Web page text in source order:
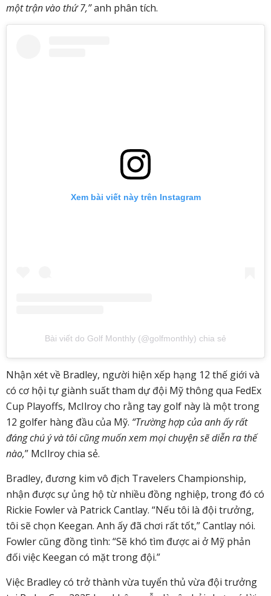
một trận vào thứ 7,”anh phân tích.
Xem bài viết này trên Instagram
Bài viết do Golf Monthly (@golfmonthly) chia sẻ
Nhận xét về Bradley, người hiện xếp hạng 12 thế giới và
có cơ hội tự giành suất tham dự đội Mỹ thông qua FedEx
Cup Playoffs, McIlroy cho rằng tay golf này là một trong
12 golfer hàng đầu của Mỹ. “Trường hợp của anh ấy rất
đáng chú ý và tôi cũng muốn xem mọi chuyện sẽ diễn ra thế
nào,” McIlroy chia sẻ.
Bradley, đương kim vô địch Travelers Championship,
nhận được sự ủng hộ từ nhiều đồng nghiệp, trong đó có
Rickie Fowler và Patrick Cantlay. “Nếu tôi là đội trưởng,
tôi sẽ chọn Keegan. Anh ấy đã chơi rất tốt,” Cantlay nói.
Fowler cũng đồng tình: “Sẽ khó tìm được ai ở Mỹ phản
đối việc Keegan có mặt trong đội.”
Việc Bradley có trở thành vừa tuyển thủ vừa đội trưởng